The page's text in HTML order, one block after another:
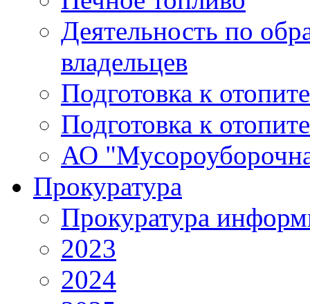
Деятельность по
владельцев
Подготовка к
Подготовка к
АО
Прокуратура
Прокуратура
2023
2024